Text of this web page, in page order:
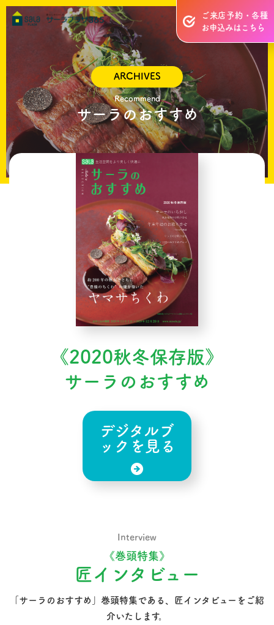
ご来店予約・各種
お申込みはこちら
ARCHIVES
Recommend
サーラのおすすめ
《2020秋冬保存版》
サーラのおすすめ
デジタルブ
ックを見る
Interview
《巻頭特集》
匠インタビュー
「サーラのおすすめ」巻頭特集である、匠インタビューをご紹
介いたします。